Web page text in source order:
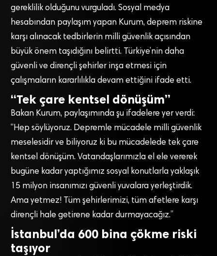
gereklilik olduğunu vurguladı. Sosyal medya
hesabından paylaşım yapan Kurum, deprem riskine
karşı alınacak tedbirlerin milli güvenlik açısından
büyük önem taşıdığını belirtti. Türkiye’nin daha
güvenli ve dirençli şehirler inşa etmesi için
çalışmaların kararlılıkla devam ettiğini ifade etti.
“Tek çare kentsel dönüşüm”
Bakan Kurum, paylaşımında şu ifadelere yer verdi:
“Hep söylüyoruz. Depremle mücadele milli güvenlik
meselesidir ve biliyoruz ki bu mücadelede tek çare
kentsel dönüşüm. Vatandaşlarımızla el ele vererek
bugüne kadar yaptığımız sosyal konutlarla yaklaşık
15 milyon insanımızı güvenli yuvalara yerleştirdik.
Ama yetmez! Tüm şehirlerimizi, tüm afetlere karşı
dirençli hale getirene kadar durmayacağız.”
İstanbul’da 600 bina çökme riski
taşıyor